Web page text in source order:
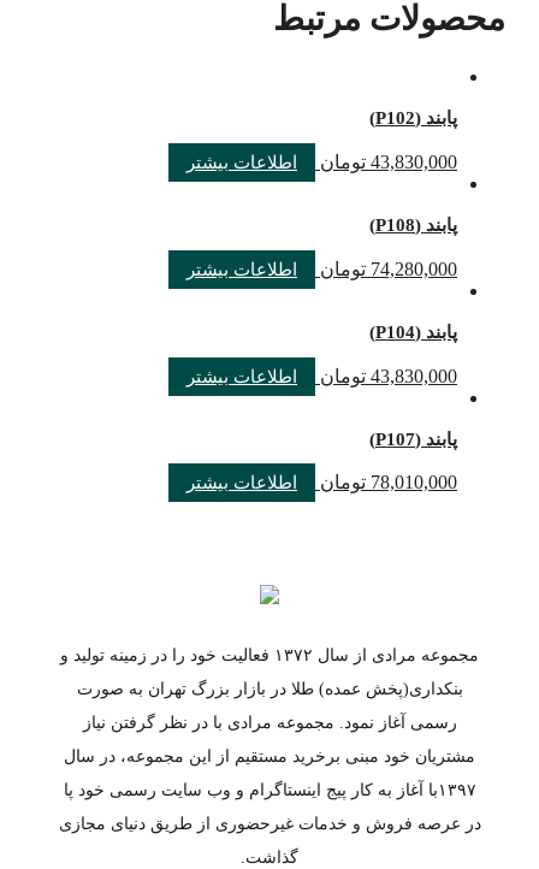
محصولات مرتبط
پابند (P102)
43,830,000 تومان اطلاعات بیشتر
پابند (P108)
74,280,000 تومان اطلاعات بیشتر
پابند (P104)
43,830,000 تومان اطلاعات بیشتر
پابند (P107)
78,010,000 تومان اطلاعات بیشتر
مجموعه مرادی از سال ۱۳۷۲ فعالیت خود را در زمینه تولید و
بنکداری(پخش عمده) طلا در بازار بزرگ تهران به صورت
رسمی آغاز نمود. مجموعه مرادی با در نظر گرفتن نیاز
مشتریان خود مبنی برخرید مستقیم از این مجموعه، در سال
۱۳۹۷با آغاز به کار پیج اینستاگرام و وب سایت رسمی خود پا
در عرصه فروش و خدمات غیرحضوری از طریق دنیای مجازی
گذاشت.